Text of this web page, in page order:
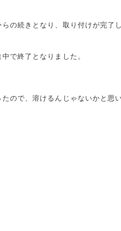
の続きとなり、取り付けが完了
で終了となりました。
ので、溶けるんじゃないかと思